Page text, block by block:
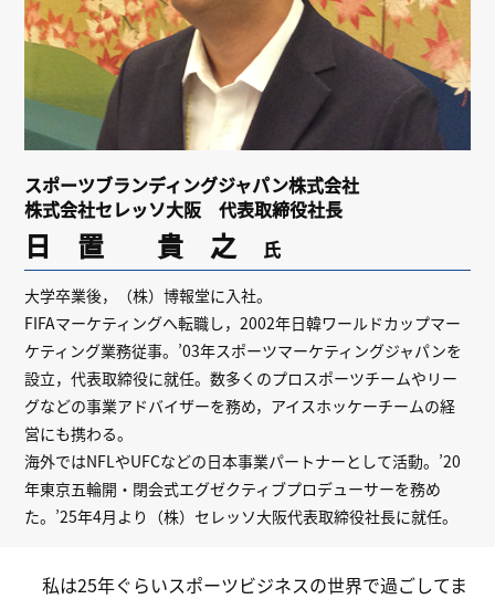
スポーツブランディングジャパン株式会社
株式会社セレッソ大阪 代表取締役社長
日 置 貴 之 氏
大学卒業後，（株）博報堂に入社。
FIFAマーケティングへ転職し，2002年日韓ワールドカップマー
ケティング業務従事。’03年スポーツマーケティングジャパンを
設立，代表取締役に就任。数多くのプロスポーツチームやリー
グなどの事業アドバイザーを務め，アイスホッケーチームの経
営にも携わる。
海外ではNFLやUFCなどの日本事業パートナーとして活動。’20
年東京五輪開・閉会式エグゼクティブプロデューサーを務め
た。’25年4月より（株）セレッソ大阪代表取締役社長に就任。
私は25年ぐらいスポーツビジネスの世界で過ごしてま